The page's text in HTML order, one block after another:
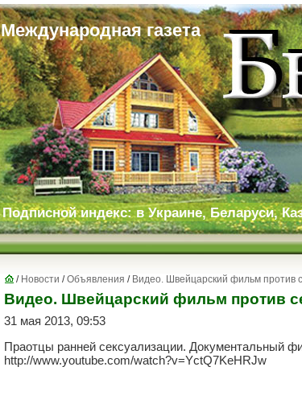
Международная газета
Подписной индекс: в Украине, Беларуси,
/ Новости /Объявления / Видео. Швейцарский фильм против
Видео. Швейцарский фильм против
31 мая 2013, 09:53
Праотцы ранней сексуализации. Документальный
http://www.youtube.com/watch?v=YctQ7KeHRJw